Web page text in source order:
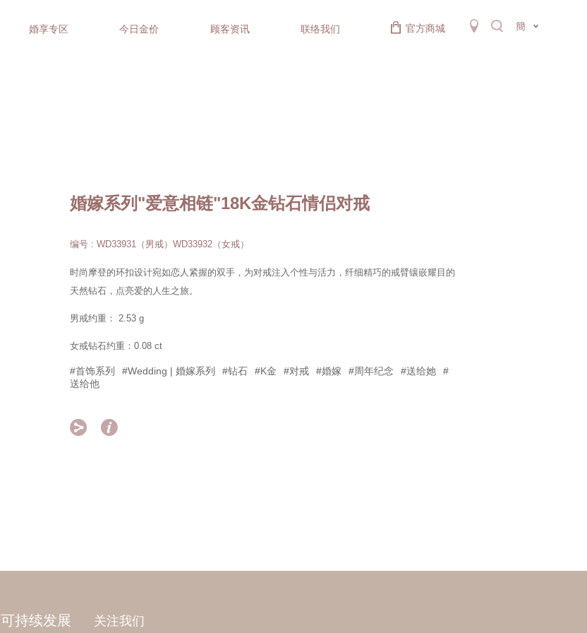
婚享专区 今日金价 顾客资讯 联络我们 官方商城 簡
婚嫁系列"爱意相链"18K金钻石情侣对戒
编号 : WD33931（男戒）WD33932（女戒）
时尚摩登的环扣设计宛如恋人紧握的双手，为对戒注入个性与活力，纤细精巧的戒臂镶嵌耀目的
天然钻石，点亮爱的人生之旅。
男戒约重： 2.53 g
女戒钻石约重：0.08 ct
#首饰系列 #Wedding | 婚嫁系列 #钻石 #K金 #对戒 #婚嫁 #周年纪念 #送给她
#
送给他
 
可持续发展 关注我们